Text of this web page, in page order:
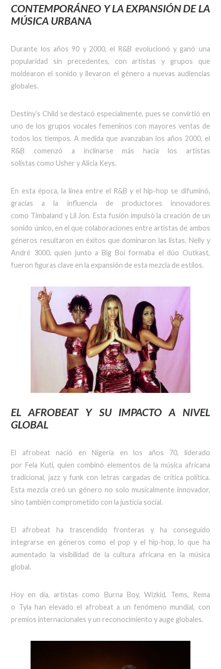
CONTEMPORÁNEO Y LA EXPANSIÓN DE LA
MÚSICA URBANA
Durante los años 90 y 2000, el R&B evolucionó y ganó una
popularidad sin precedentes, con artistas y grupos que
moldearon el sonido y llevaron el género a nuevas audiencias
globales.
Destiny’s Child se destacó especialmente, pues se convirtió en
uno de los grupos vocales femeninos con mayores ventas de
todos los tiempos. A medida que avanzaban los años 2000, el
R&B comenzó a inclinarse más hacia los artistas
solistas como Usher y Alicia Keys.
En esta época, la línea entre el R&B y el hip-hop se difuminó,
gracias a la influencia de productores innovadores
como Timbaland y Lil Jon. Esta fusión impulsó la creación de un
sonido único, en el que colaboraciones entre artistas de ambos
géneros resultaron en éxitos que dominaron las listas. Nelly y
André 3000, quien junto a Big Boi formaba el dúo Outkast,
fueron figuras clave en la expansión de esta mezcla de estilos.
ELAFROBEATY SU IMPACTO A NIVEL
GLOBAL
El afrobeat nació en Nigeria en los años 70, liderado
por Fela Kuti, quien combinó elementos de la música africana
tradicional, jazz y funk con letras cargadas de crítica política.
Esta mezcla creó un género no solo musicalmente innovador,
sino también comprometido con la justicia social.
El afrobeat ha trascendido fronteras y ha conseguido
integrarse en géneros como el pop y el hip-hop, lo que ha
aumentado la visibilidad de la cultura africana en la música
global.
Hoy en día, artistas como Burna Boy, Wizkid, Tems, Rema
o Tyla han elevado el afrobeat a un fenómeno mundial, con
premios internacionales y un reconocimiento y auge globales.